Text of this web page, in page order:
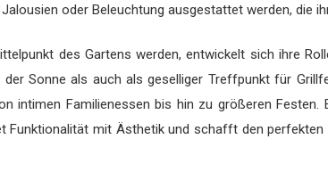
oder Beleuchtung ausgestattet werden, die
des Gartens werden, entwickelt sich ihre
Sonne als auch als geselliger Treffpunkt für
intimen Familienessen bis hin zu größeren
Funktionalität mit Ästhetik und schafft den